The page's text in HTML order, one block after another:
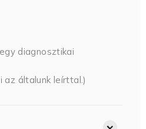
diagnosztikai
az általunk leírttal.)